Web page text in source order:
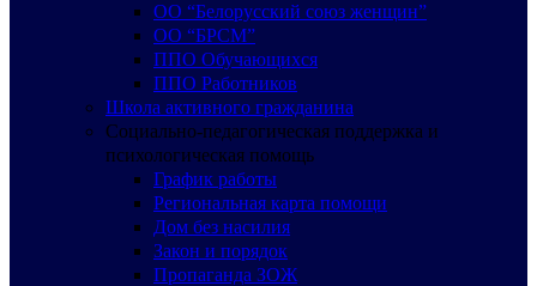
ОО “Белорусский союз женщин”
ОО “БРСМ”
ППО Обучающихся
ППО Работников
Школа активного гражданина
Социально-педагогическая поддержка и
психологическая помощь
График работы
Региональная карта помощи
Дом без насилия
Закон и порядок
Пропаганда ЗОЖ